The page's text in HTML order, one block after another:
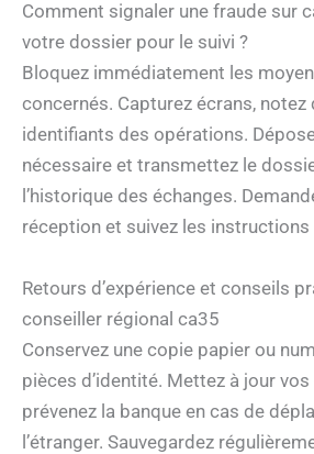
Comment signaler une fraude sur
votre dossier pour le suivi ?
Bloquez immédiatement les
concernés. Capturez écrans,
identifiants des opérations.
nécessaire et transmettez le
l’historique des échanges.
réception et suivez les instructions
Retours d’expérience et conseils
conseiller régional ca35
Conservez une copie papier ou
pièces d’identité. Mettez à jour
prévenez la banque en cas de
l’étranger. Sauvegardez